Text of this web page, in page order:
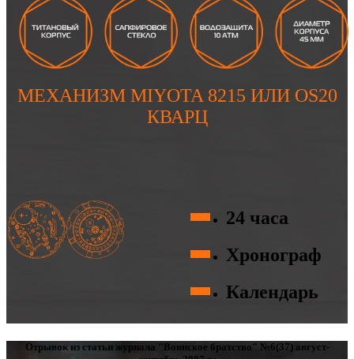
МЕХАНИЗМ MIYOTA 8215 ИЛИ OS20
КВАРЦ
24 часа
Хронограф
Календарь
Отрывок из статьи журнала "Воинское братство" №6(37) август-